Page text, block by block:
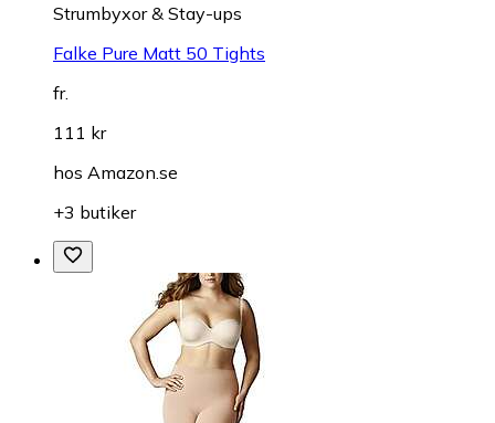
Strumbyxor & Stay-ups
Falke Pure Matt 50 Tights
fr.
111 kr
hos Amazon.se
+3 butiker